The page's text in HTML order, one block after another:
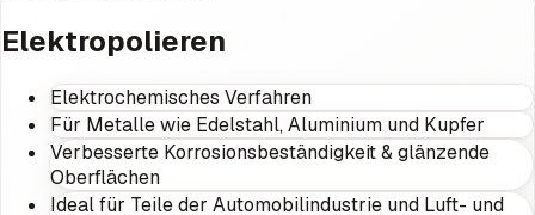
Elektropolieren
Elektrochemisches Verfahren
Für Metalle wie Edelstahl, Aluminium und Kupfer
Verbesserte Korrosionsbeständigkeit & glänzende
Oberflächen
Ideal für Teile der Automobilindustrie und Luft- und